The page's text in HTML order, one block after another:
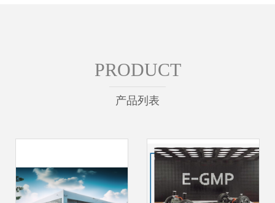
PRODUCT
产品列表